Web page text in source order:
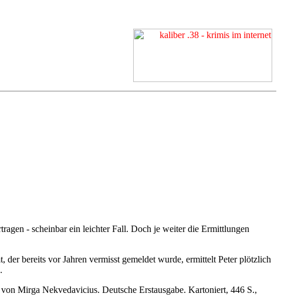
- scheinbar ein leichter Fall. Doch je weiter die Ermittlungen
bereits vor Jahren vermisst gemeldet wurde, ermittelt Peter plötzlich
Mirga Nekvedavicius. Deutsche Erstausgabe. Kartoniert, 446 S.,